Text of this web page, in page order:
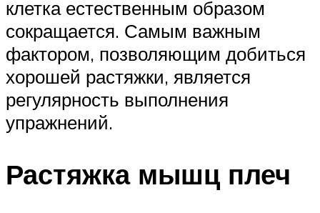
клетка естественным образом
сокращается. Самым важным
фактором, позволяющим добиться
хорошей растяжки, является
регулярность выполнения
упражнений.
Растяжка мышц плеч